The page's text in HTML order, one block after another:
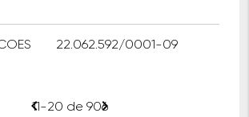
22.062.592/0001-09
11-20 de 906
chevron_left chevron_right